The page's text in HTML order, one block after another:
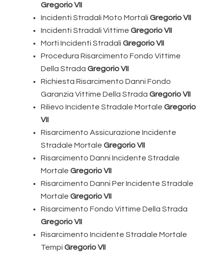
Gregorio VII
Incidenti Stradali Moto MortaliGregorio VII
Incidenti Stradali VittimeGregorio VII
Morti Incidenti StradaliGregorio VII
Procedura Risarcimento Fondo Vittime
Della StradaGregorio VII
Richiesta Risarcimento Danni Fondo
Garanzia Vittime Della StradaGregorio VII
Rilievo Incidente Stradale MortaleGregorio
VII
Risarcimento Assicurazione Incidente
Stradale MortaleGregorio VII
Risarcimento Danni Incidente Stradale
MortaleGregorio VII
Risarcimento Danni Per Incidente Stradale
MortaleGregorio VII
Risarcimento Fondo Vittime Della Strada
Gregorio VII
Risarcimento Incidente Stradale Mortale
TempiGregorio VII